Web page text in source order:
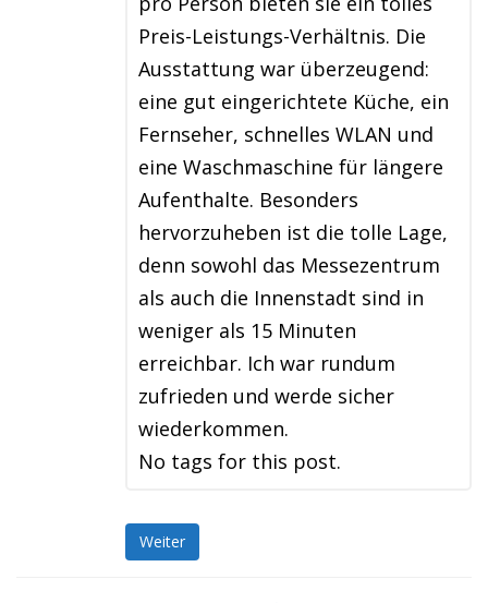
Preis-Leistungs-Verhältnis. Die
Ausstattung war überzeugend:
eine gut eingerichtete Küche, ein
Fernseher, schnelles WLAN und
eine Waschmaschine für längere
Aufenthalte. Besonders
hervorzuheben ist die tolle Lage,
denn sowohl das Messezentrum
als auch die Innenstadt sind in
weniger als 15 Minuten
erreichbar. Ich war rundum
zufrieden und werde sicher
wiederkommen.
No tags for this post.
Weiter